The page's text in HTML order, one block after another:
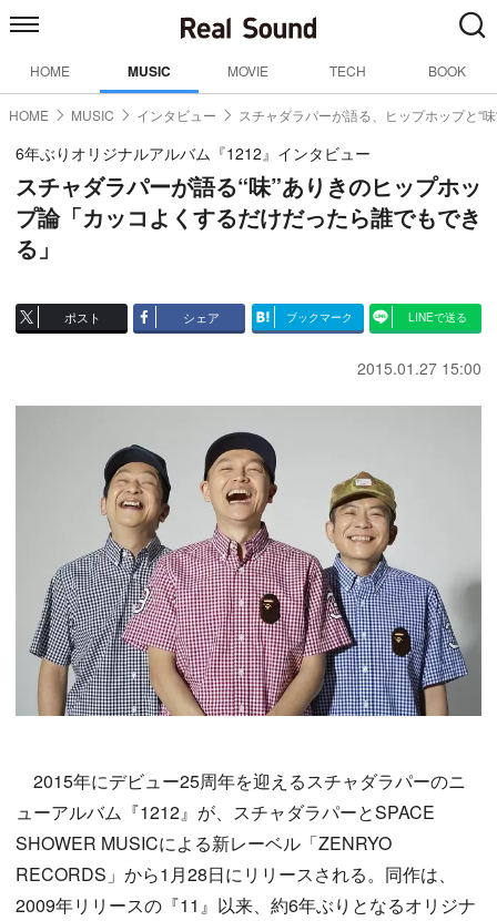
HOME MUSIC MOVIE TECH BOOK
HOME MUSIC インタビュー スチャダラパーが語る、ヒップホップと“味
6年ぶりオリジナルアルバム『1212』インタビュー
スチャダラパーが語る“味”ありきのヒップホッ
プ論「カッコよくするだけだったら誰でもでき
る」
ポスト シェア ブックマーク LINEで送る
2015.01.27 15:00
2015年にデビュー25周年を迎えるスチャダラパーのニ
ューアルバム『1212』が、スチャダラパーとSPACE
SHOWER MUSICによる新レーベル「ZENRYO
RECORDS」から1月28日にリリースされる。同作は、
2009年リリースの『11』以来、約6年ぶりとなるオリジナ